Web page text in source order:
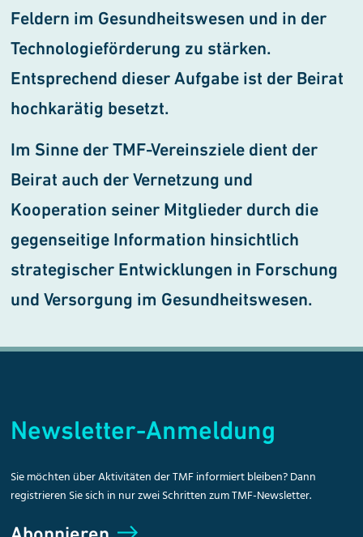
Feldern im Gesundheitswesen und in der
Technologieförderung zu stärken.
Entsprechend dieser Aufgabe ist der Beirat
hochkarätig besetzt.
Im Sinne der TMF-Vereinsziele dient der
Beirat auch der Vernetzung und
Kooperation seiner Mitglieder durch die
gegenseitige Information hin­sichtlich
strategischer Entwick­lungen in Forschung
und Versor­gung im Gesundheitswesen.
Newsletter-Anmeldung
Sie möchten über Aktivitäten der TMF informiert bleiben? Dann
registrieren Sie sich in nur zwei Schritten zum TMF-Newsletter.